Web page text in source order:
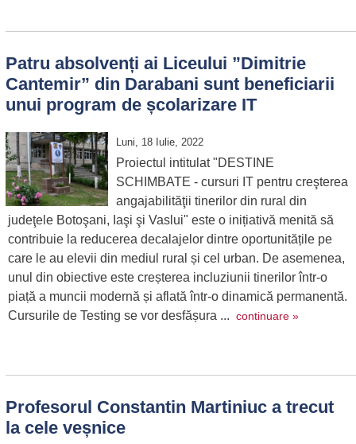
Patru absolvenți ai Liceului ”Dimitrie
Cantemir” din Darabani sunt beneficiarii
unui program de școlarizare IT
Luni, 18 Iulie, 2022
Proiectul intitulat "DESTINE
SCHIMBATE - cursuri IT pentru creşterea
angajabilităţii tinerilor din rural din
judeţele Botoşani, Iaşi şi Vaslui" este o inițiativă menită să
contribuie la reducerea decalajelor dintre oportunitățile pe
care le au elevii din mediul rural și cel urban. De asemenea,
unul din obiective este creșterea incluziunii tinerilor într-o
piață a muncii modernă și aflată într-o dinamică permanentă.
Cursurile de Testing se vor desfășura ... continuare »
Profesorul Constantin Martiniuc a trecut
la cele veșnice